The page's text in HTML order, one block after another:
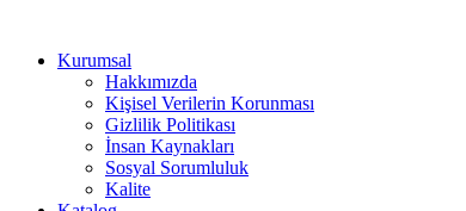
Kurumsal
Hakkımızda
Kişisel Verilerin Korunması
Gizlilik Politikası
İnsan Kaynakları
Sosyal Sorumluluk
Kalite